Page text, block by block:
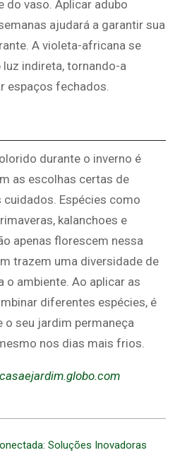
do vaso. Aplicar adubo
ajudará a garantir sua
A violeta-africana se
indireta, tornando-a
espaços fechados.
durante o inverno é
as escolhas certas de
Espécies como
kalanchoes e
apenas florescem nessa
trazem uma diversidade de
o ambiente. Ao aplicar as
diferentes espécies, é
o seu jardim permaneça
nos dias mais frios.
Soluções Inovadoras